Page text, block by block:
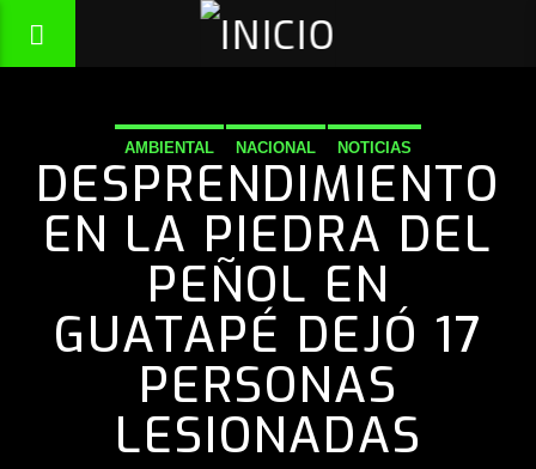
AMBIENTAL NACIONAL NOTICIAS
DESPRENDIMIENTO
EN LA PIEDRA DEL
PEÑOL EN
GUATAPÉ DEJÓ 17
PERSONAS
LESIONADAS